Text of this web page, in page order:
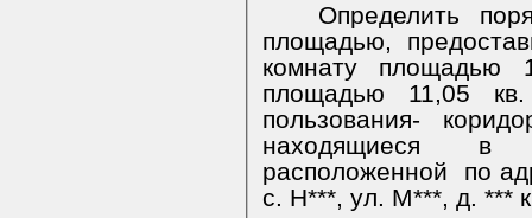
Определить
площадью,
комнату площадью
площадью 11,05
пользования-
находящиеся в
расположенной
по
с. Н***, ул. М***, д. ***